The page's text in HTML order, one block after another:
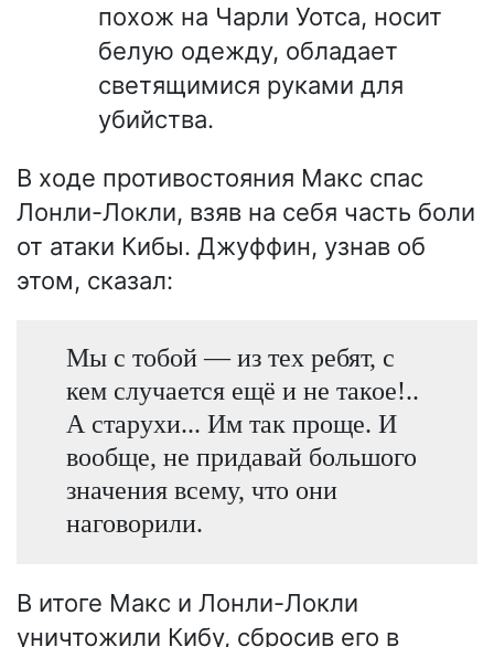
похож на Чарли Уотса, носит
белую одежду, обладает
светящимися руками для
убийства.
В ходе противостояния Макс спас
Лонли-Локли, взяв на себя часть боли
от атаки Кибы. Джуффин, узнав об
этом, сказал:
Мы с тобой — из тех ребят, с
кем случается ещё и не такое!..
А старухи... Им так проще. И
вообще, не придавай большого
значения всему, что они
наговорили.
В итоге Макс и Лонли-Локли
уничтожили Кибу, сбросив его в